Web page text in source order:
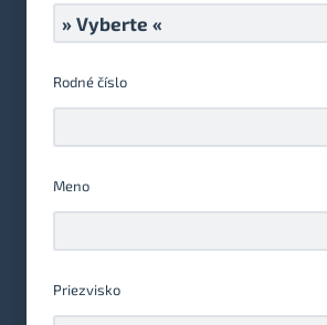
Rodné číslo
Meno
Priezvisko